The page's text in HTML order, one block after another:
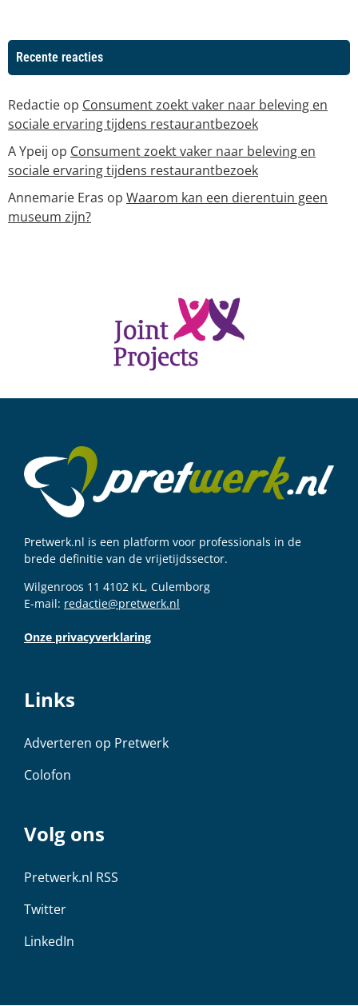
Recente reacties
Redactie op Consument zoekt vaker naar beleving en
sociale ervaring tijdens restaurantbezoek
A Ypeij op Consument zoekt vaker naar beleving en
sociale ervaring tijdens restaurantbezoek
Annemarie Eras op Waarom kan een dierentuin geen
museum zijn?
Pretwerk.nl is een platform voor professionals in de
brede definitie van de vrijetijdssector.
Wilgenroos 11 4102 KL, Culemborg
E-mail: redactie@pretwerk.nl
Onze privacyverklaring
Links
Adverteren op Pretwerk
Colofon
Volg ons
Pretwerk.nl RSS
Twitter
LinkedIn